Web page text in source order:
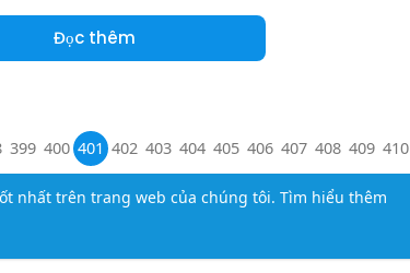
nhất trên trang web của chúng tôi. Tìm hiểu thêm
Đọc thêm
399 400 401 402 403 404 405 406 407 408 409 410